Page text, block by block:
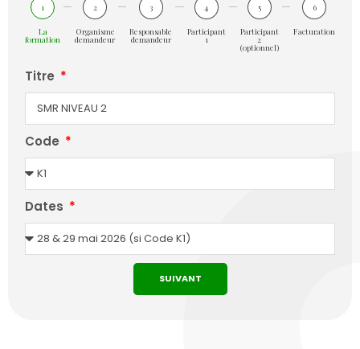
1
La
formation
2
Organisme
demandeur
3
Responsable
demandeur
4
Participant
1
5
Participant
2
(optionnel)
6
Facturation
Titre
Code
Dates
SUIVANT